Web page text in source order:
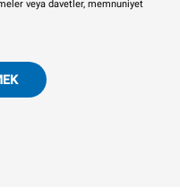
veya davetler, memnuniyet